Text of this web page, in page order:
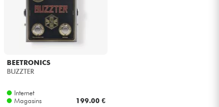
Micros & HF
DJ
BEETRONICS
BUZZTER
Internet
Magasins
199.00 €